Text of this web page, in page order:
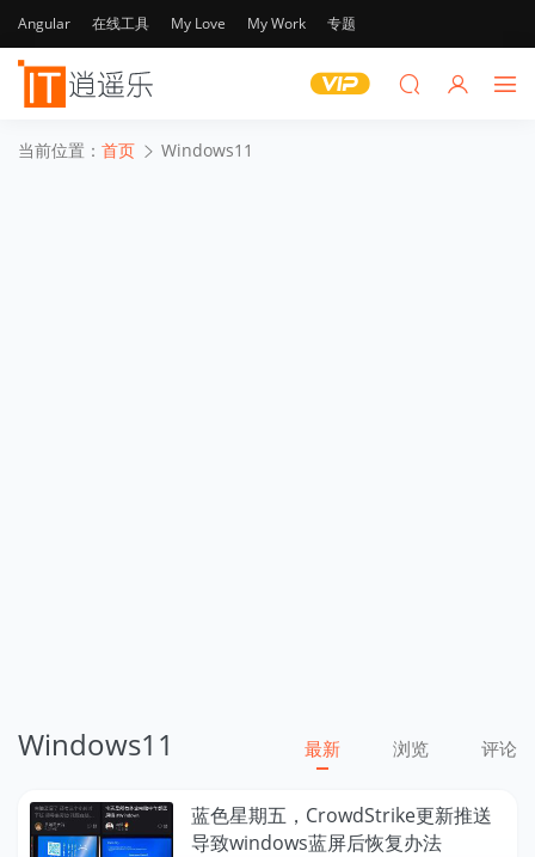
Angular 在线工具 My Love My Work 专题
当前位置： 首页 Windows11
Windows11 最新 浏览 评论
蓝色星期五，CrowdStrike更新推送
导致windows蓝屏后恢复办法